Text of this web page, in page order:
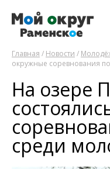
Главная / Новости /
окружные соревнования
На озере
среди